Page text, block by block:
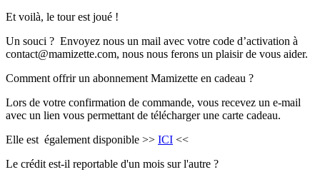
Et voilà, le tour est joué !
Un souci ? Envoyez nous un mail avec votre code d’activation à
contact@mamizette.com, nous nous ferons un plaisir de vous aider.
Comment offrir un abonnement Mamizette en cadeau ?
Lors de votre confirmation de commande, vous recevez un e-mail
avec un lien vous permettant de télécharger une carte cadeau.
Elle est également disponible >> ICI <<
Le crédit est-il reportable d'un mois sur l'autre ?